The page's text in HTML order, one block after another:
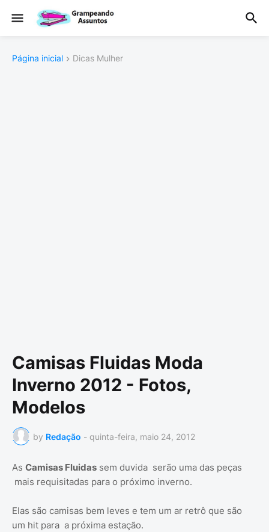
Página inicial Dicas Mulher
Camisas Fluidas Moda
Inverno 2012 - Fotos,
Modelos
by Redação - quinta-feira, maio 24, 2012
As Camisas Fluidas sem duvida serão uma das peças
mais requisitadas para o próximo inverno.
Elas são camisas bem leves e tem um ar retrô que são
um hit para a próxima estação.